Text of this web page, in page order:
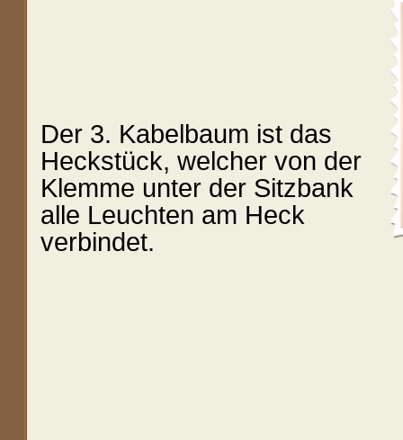
Der 3. Kabelbaum ist das
Heckstück, welcher von der
Klemme unter der Sitzbank
alle Leuchten am Heck
verbindet.